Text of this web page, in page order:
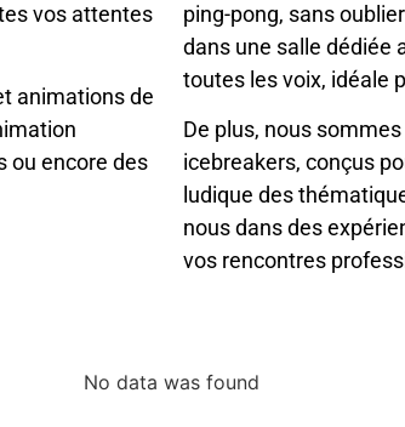
vos attentes
animations de
ou encore des
ping-pong, sans
dans une salle dédiée
toutes les voix, idéale
De plus, nous
icebreakers, conçus
ludique des
nous dans des
vos rencontres
No data was found